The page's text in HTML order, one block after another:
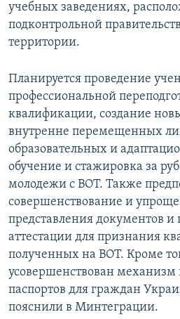
учебных заведениях,
подконтрольной
территории.
Планируется проведение
профессиональной
квалификации, создание
внутренне перемещенных
образовательных и
обучение и стажировка за
молодежи с ВОТ. Также
совершенствование и
представления документов и
аттестации для признания
полученных на ВОТ. Кроме
усовершенствован
паспортов для граждан
пояснили в Минтеграции.